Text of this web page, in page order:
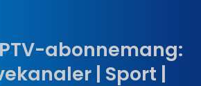
abonnemang:
| Sport |